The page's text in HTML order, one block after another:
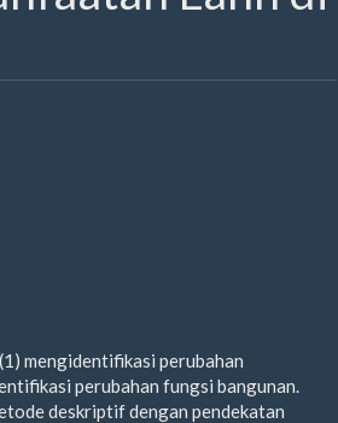
mengidentifikasi perubahan
perubahan fungsi bangunan.
deskriptif dengan pendekatan